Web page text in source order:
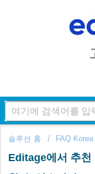
솔루션 홈 FAQ Korea
Editage에서 추천